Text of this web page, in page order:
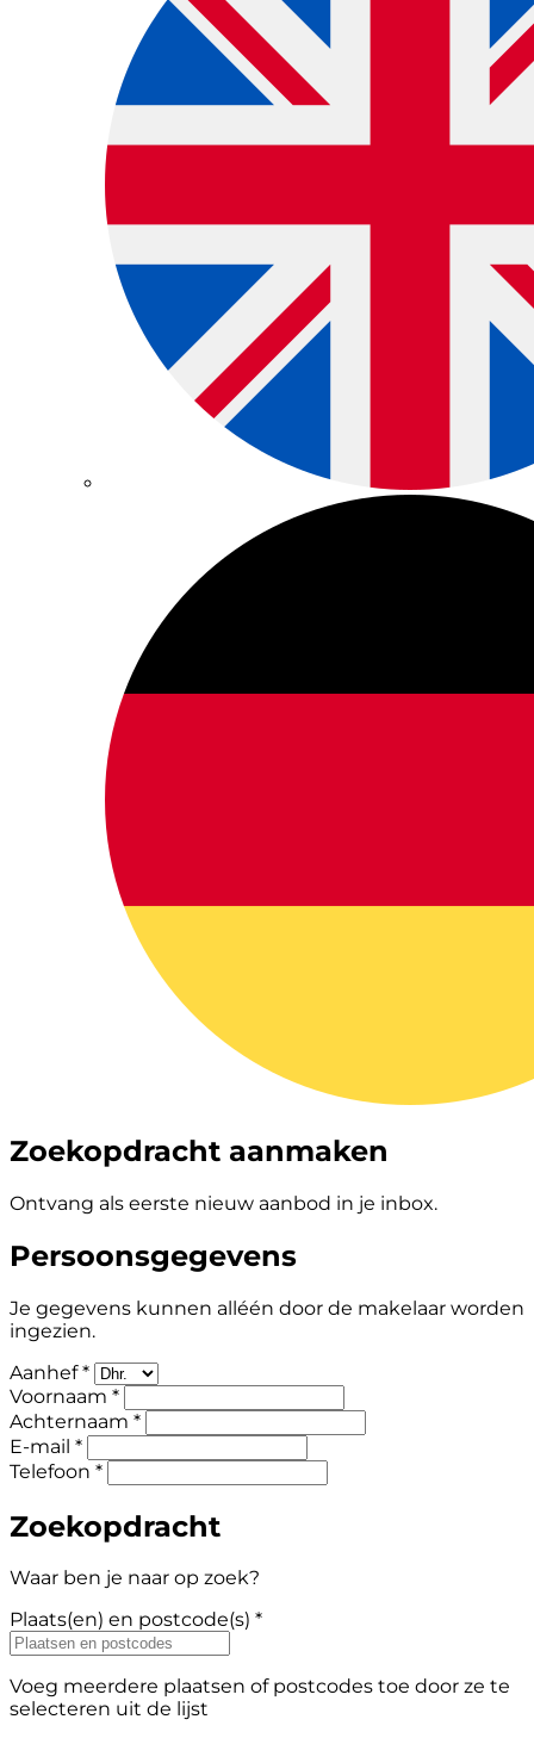
Zoekopdracht aanmaken
Ontvang als eerste nieuw aanbod in je inbox.
Persoonsgegevens
Je gegevens kunnen alléén door de makelaar worden
ingezien.
Aanhef *
Voornaam *
Achternaam *
E-mail *
Telefoon *
Zoekopdracht
Waar ben je naar op zoek?
Plaats(en) en postcode(s) *
Voeg meerdere plaatsen of postcodes toe door ze te
selecteren uit de lijst